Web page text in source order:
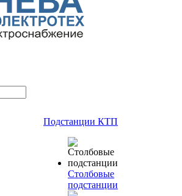
Подстанции КТП
Столбовые
подстанции